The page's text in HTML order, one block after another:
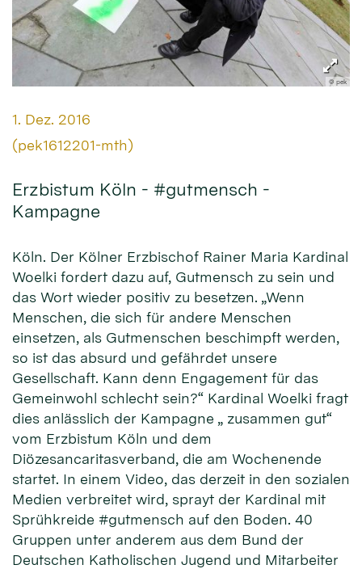
© pek
Datum:
1. Dez. 2016
Von:
(pek1612201-mth)
Erzbistum Köln - #gutmensch -
Kampagne
Köln. Der Kölner Erzbischof Rainer Maria Kardinal
Woelki fordert dazu auf, Gutmensch zu sein und
das Wort wieder positiv zu besetzen. „Wenn
Menschen, die sich für andere Menschen
einsetzen, als Gutmenschen beschimpft werden,
so ist das absurd und gefährdet unsere
Gesellschaft. Kann denn Engagement für das
Gemeinwohl schlecht sein?“ Kardinal Woelki fragt
dies anlässlich der Kampagne „ zusammen gut“
vom Erzbistum Köln und dem
Diözesancaritasverband, die am Wochenende
startet. In einem Video, das derzeit in den sozialen
Medien verbreitet wird, sprayt der Kardinal mit
Sprühkreide #gutmensch auf den Boden. 40
Gruppen unter anderem aus dem Bund der
Deutschen Katholischen Jugend und Mitarbeiter